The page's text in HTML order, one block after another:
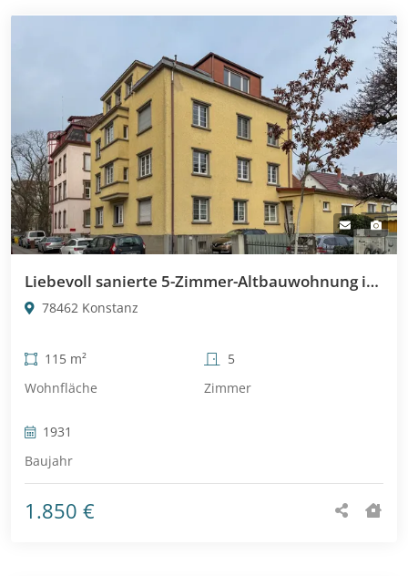
Liebevoll sanierte 5-Zimmer-Altbauwohnung in KN-Paradies
78462 Konstanz
115 m²
Wohnfläche
5
Zimmer
1931
Baujahr
1.850 €